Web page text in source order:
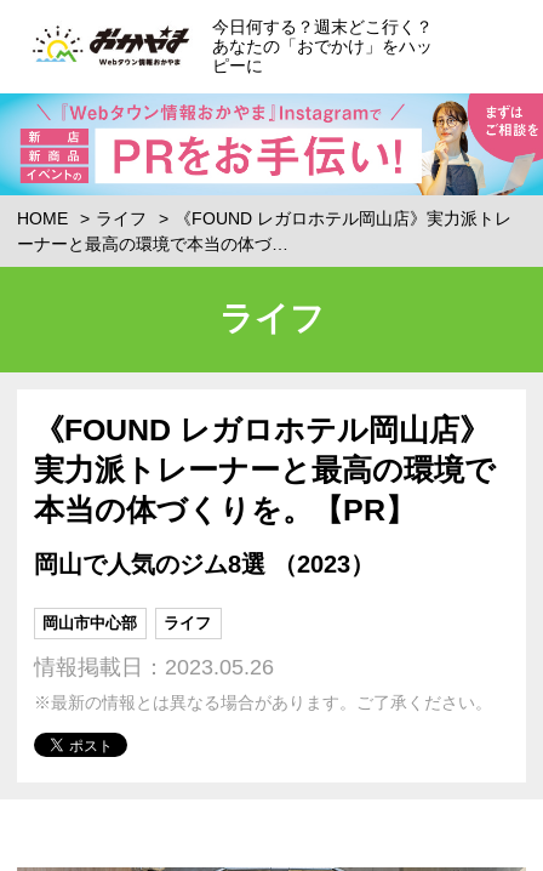
今日何する？週末どこ行く？
あなたの「おでかけ」をハッ
ピーに
HOME ライフ
《FOUND レガロホテル岡山店》実力派トレ
ーナーと最高の環境で本当の体づ…
ライフ
《FOUND レガロホテル岡山店》
実力派トレーナーと最高の環境で
本当の体づくりを。【PR】
岡山で人気のジム8選 （2023）
岡山市中心部 ライフ
情報掲載日：2023.05.26
※最新の情報とは異なる場合があります。ご了承ください。